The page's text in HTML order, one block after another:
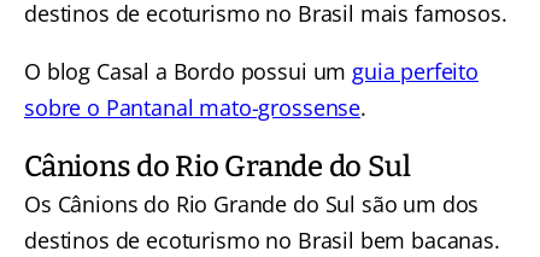
destinos de ecoturismo no Brasil mais famosos.
O blog Casal a Bordo possui um guia perfeito
sobre o Pantanal mato-grossense.
Cânions do Rio Grande do Sul
Os Cânions do Rio Grande do Sul são um dos
destinos de ecoturismo no Brasil bem bacanas.